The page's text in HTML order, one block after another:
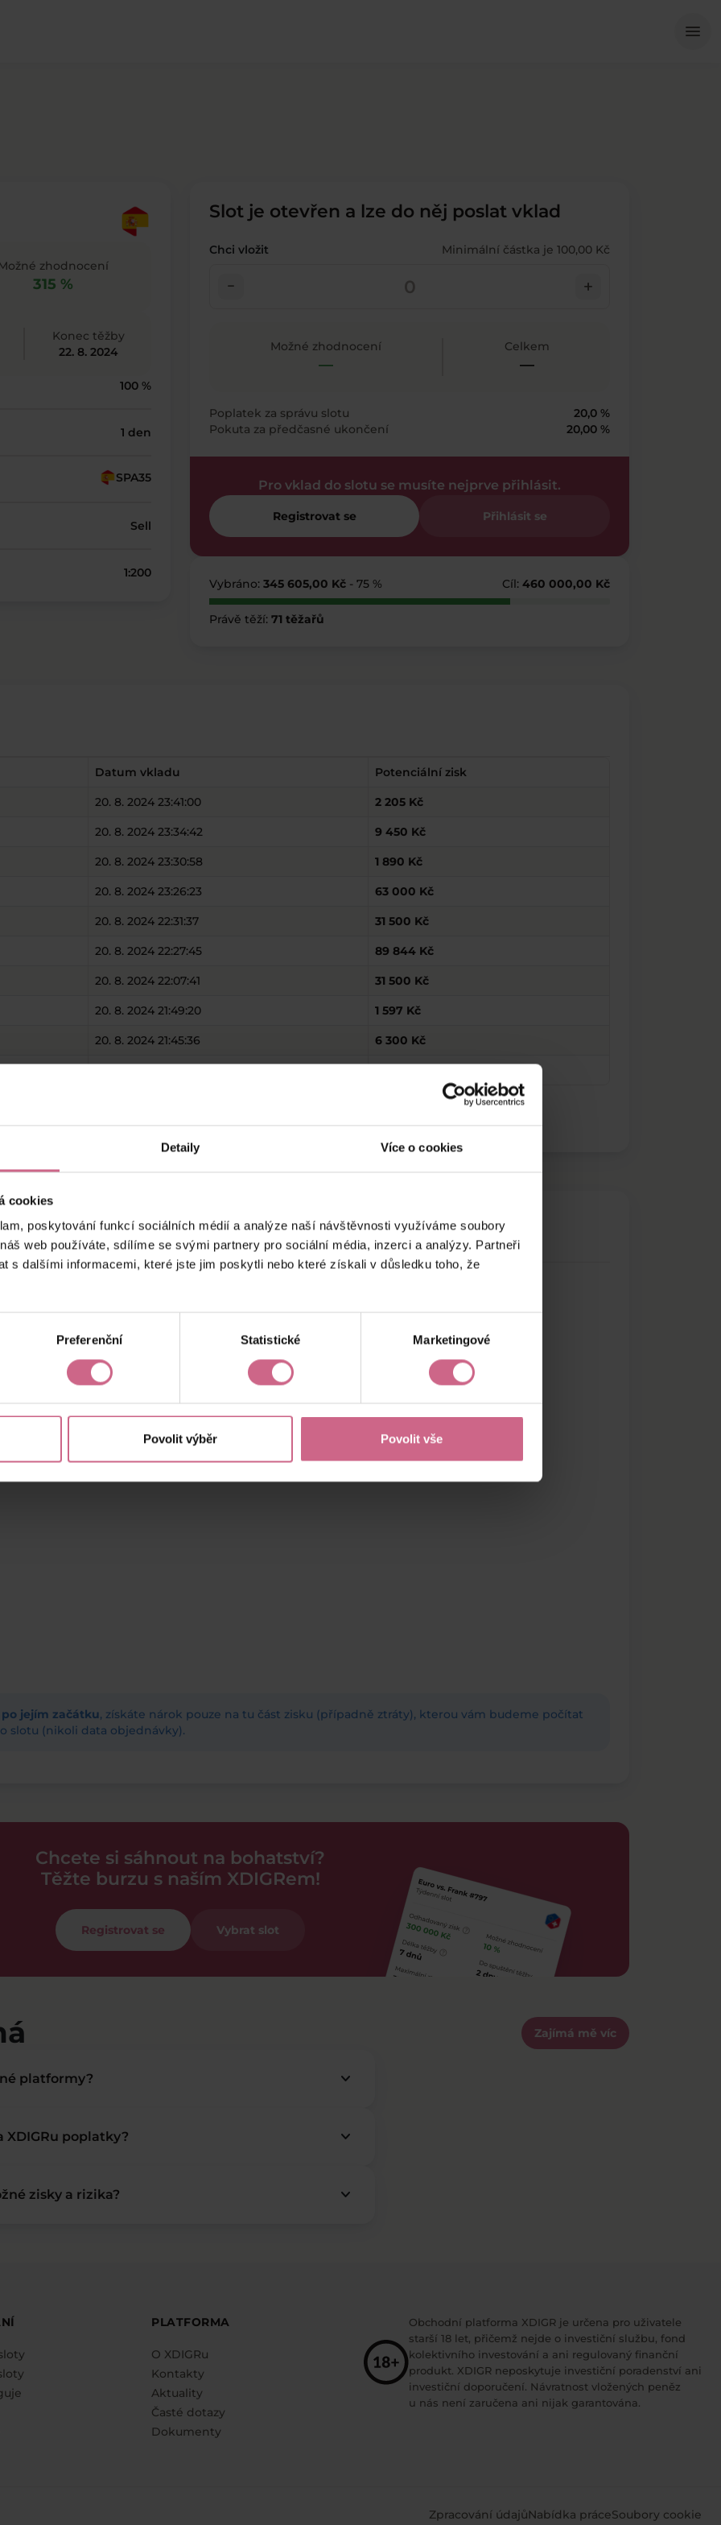
Detaily Více o cookies
cookies
poskytování funkcí sociálních médií a analýze naší návštěvnosti využíváme soubory
web používáte, sdílíme se svými partnery pro sociální média, inzerci a analýzy. Partneři
s dalšími informacemi, které jste jim poskytli nebo které získali v důsledku toho, že
Preferenční Statistické Marketingové
Povolit výběr Povolit vše
menu
Možné zhodnocení
315 %
Konec těžby
22. 8. 2024
100 %
1 den
SPA35
Sell
1:200
Slot je otevřen a lze do něj poslat vklad
Chci vložit Minimální částka je 100,00 Kč
check_indeterminate_small add
Možné zhodnocení
—
Celkem
—
Poplatek za správu slotu
20,0 %
Pokuta za předčasné ukončení
20,00 %
Pro vklad do slotu se musíte nejprve přihlásit.
Registrovat se Přihlásit se
Vybráno: 345 605,00 Kč - 75 % Cíl: 460 000,00 Kč
Právě těží: 71 těžařů
Datum vkladu Potenciální zisk
20. 8. 2024 23:41:00 2 205 Kč
20. 8. 2024 23:34:42 9 450 Kč
20. 8. 2024 23:30:58 1 890 Kč
20. 8. 2024 23:26:23 63 000 Kč
20. 8. 2024 22:31:37 31 500 Kč
20. 8. 2024 22:27:45 89 844 Kč
20. 8. 2024 22:07:41 31 500 Kč
20. 8. 2024 21:49:20 1 597 Kč
20. 8. 2024 21:45:36 6 300 Kč
jejím začátku, získáte nárok pouze na tu část zisku (případně ztráty), kterou vám budeme počítat
slotu (nikoli data objednávky).
Chcete si sáhnout na bohatství?
Těžte burzu s naším XDIGRem!
Registrovat se Vybrat slot
Zajímá mě víc
platformy? keyboard_arrow_down
XDIGRu poplatky? keyboard_arrow_down
zisky a rizika? keyboard_arrow_down
PLATFORMA
O XDIGRu
Kontakty
Aktuality
Časté dotazy
Dokumenty
Obchodní platforma XDIGR je určena pro uživatele
starší 18 let, přičemž nejde o investiční službu, fond
kolektivního investování a ani regulovaný finanční
produkt. XDIGR neposkytuje investiční poradenství ani
investiční doporučení. Návratnost vložených peněz
u nás není zaručena ani nijak garantována.
Zpracování údajůNabídka práceSoubory cookie